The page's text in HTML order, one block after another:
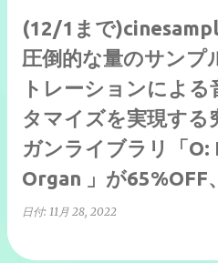
(12/1まで
圧倒的な量のサンプ
トレーションによる
タマイズを実現する
ガンライブラリ「O:
Organ 」が65%OFF
日付: 11月 28, 2022